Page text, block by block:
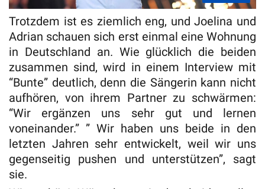
Trotzdem ist es ziemlich eng, und Joelina und
Adrian schauen sich erst einmal eine Wohnung
in Deutschland an. Wie glücklich die beiden
zusammen sind, wird in einem Interview mit
“Bunte” deutlich, denn die Sängerin kann nicht
aufhören, von ihrem Partner zu schwärmen:
“Wir ergänzen uns sehr gut und lernen
voneinander.” ” Wir haben uns beide in den
letzten Jahren sehr entwickelt, weil wir uns
gegenseitig pushen und unterstützen”, sagt
sie.